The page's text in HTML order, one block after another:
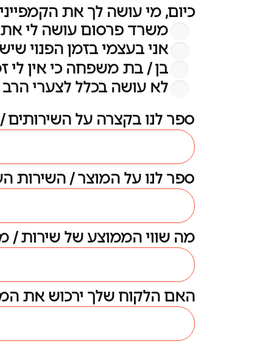
כיום, מי עושה לך את
משרד פרסום עושה לי את
אני בעצמי בזמן הפנוי
בן / בת משפחה כי אין לי
לא עושה בכלל לצערי הרב
ספר לנו בקצרה על השירותים
ספר לנו על המוצר / השירות
מה שווי הממוצע של שירות /
האם הלקוח שלך ירכוש את